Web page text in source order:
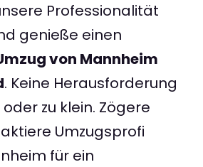
Professionalität
genieße einen
von Mannheim
. Keine Herausforderung
zu klein. Zögere
Umzugsprofi
für ein